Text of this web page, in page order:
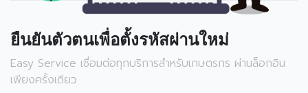
ยืนยันตัวตนเพื่อตั้งรหัสผ่านใหม่
Easy Service เชื่อมต่อทุกบริการสำหรับเกษตรกร ผ่านล็อกอิน
เพียงครั้งเดียว